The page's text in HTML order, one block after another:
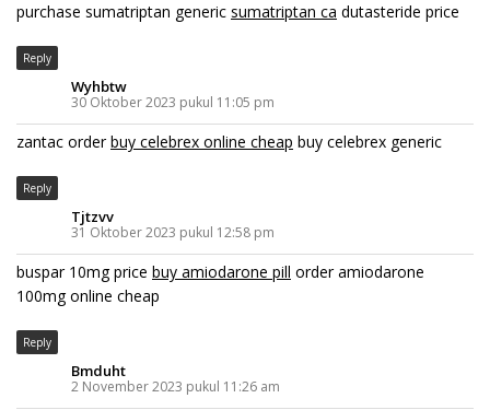
purchase sumatriptan generic sumatriptan ca dutasteride price
Reply
Wyhbtw
30 Oktober 2023 pukul 11:05 pm
zantac orderbuy celebrex online cheap buy celebrex generic
Reply
Tjtzvv
31 Oktober 2023 pukul 12:58 pm
buspar 10mg price buy amiodarone pill order amiodarone
100mg online cheap
Reply
Bmduht
2 November 2023 pukul 11:26 am